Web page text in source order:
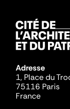
Adresse
1, Place du
75116 Paris
France